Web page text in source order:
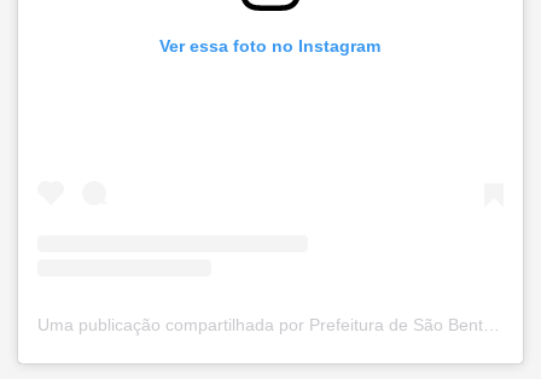
Ver essa foto no Instagram
#notíciassbu